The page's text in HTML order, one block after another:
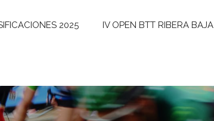
2025 IV OPEN BTT RIBERA BAJA